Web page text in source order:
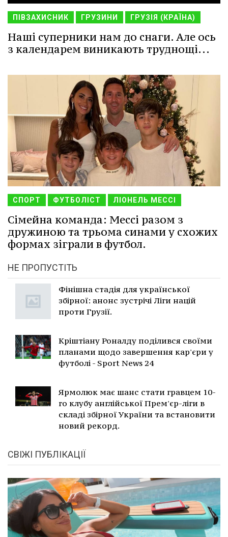
ПІВЗАХИСНИК ГРУЗИНИ ГРУЗІЯ (КРАЇНА)
Наші суперники нам до снаги. Але ось
з календарем виникають труднощі...
СПОРТ ФУТБОЛІСТ ЛІОНЕЛЬ МЕССІ
Сімейна команда: Мессі разом з
дружиною та трьома синами у схожих
формах зіграли в футбол.
НЕ ПРОПУСТІТЬ
Фінішна стадія для української
збірної: анонс зустрічі Ліги націй
проти Грузії.
Кріштіану Роналду поділився своїми
планами щодо завершення кар'єри у
футболі - Sport News 24
Ярмолюк має шанс стати гравцем 10-
го клубу англійської Прем'єр-ліги в
складі збірної України та встановити
новий рекорд.
СВІЖІ ПУБЛІКАЦІЇ